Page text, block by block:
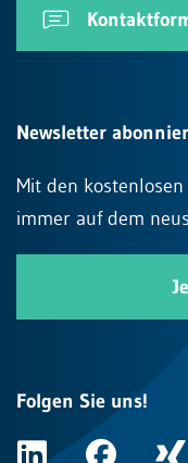
Newsletter
Mit den
immer auf dem
Folgen Sie uns!